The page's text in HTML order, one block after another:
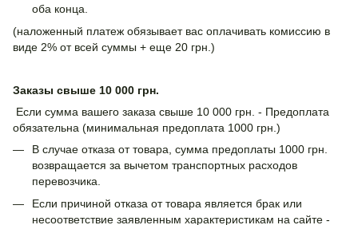
оба конца.
(наложенный платеж обязывает вас оплачивать комиссию в
виде 2% от всей суммы + еще 20 грн.)
Заказы свыше 10 000 грн.
Если сумма вашего заказа свыше 10 000 грн. - Предоплата
обязательна (минимальная предоплата 1000 грн.)
В случае отказа от товара, сумма предоплаты 1000 грн.
возвращается за вычетом транспортных расходов
перевозчика.
Если причиной отказа от товара является брак или
несоответствие заявленным характеристикам на сайте -